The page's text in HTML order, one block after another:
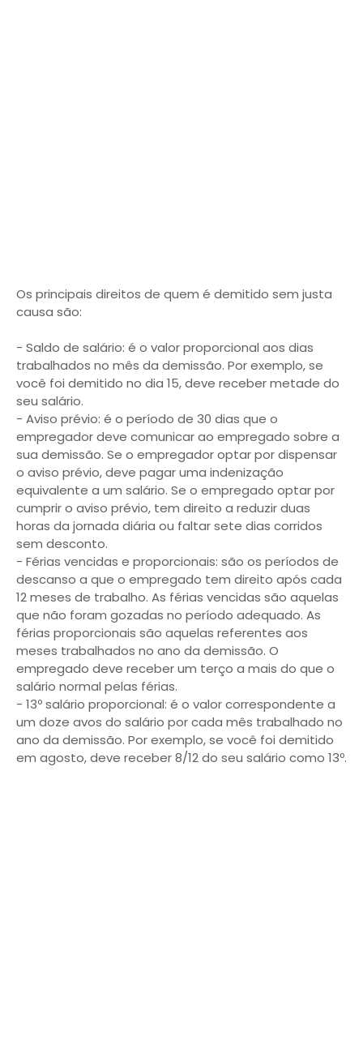
Os principais direitos de quem é demitido sem justa
causa são:
- Saldo de salário: é o valor proporcional aos dias
trabalhados no mês da demissão. Por exemplo, se
você foi demitido no dia 15, deve receber metade do
seu salário.
- Aviso prévio: é o período de 30 dias que o
empregador deve comunicar ao empregado sobre a
sua demissão. Se o empregador optar por dispensar
o aviso prévio, deve pagar uma indenização
equivalente a um salário. Se o empregado optar por
cumprir o aviso prévio, tem direito a reduzir duas
horas da jornada diária ou faltar sete dias corridos
sem desconto.
- Férias vencidas e proporcionais: são os períodos de
descanso a que o empregado tem direito após cada
12 meses de trabalho. As férias vencidas são aquelas
que não foram gozadas no período adequado. As
férias proporcionais são aquelas referentes aos
meses trabalhados no ano da demissão. O
empregado deve receber um terço a mais do que o
salário normal pelas férias.
- 13º salário proporcional: é o valor correspondente a
um doze avos do salário por cada mês trabalhado no
ano da demissão. Por exemplo, se você foi demitido
em agosto, deve receber 8/12 do seu salário como 13º.